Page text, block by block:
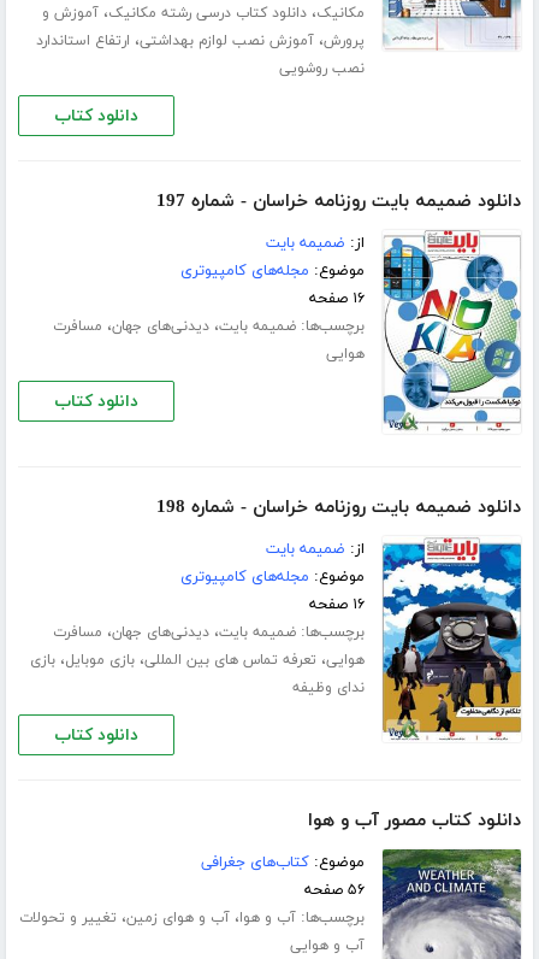
مکانیک،دانلود کتاب درسی رشته مکانیک،آموزش و
پرورش،آموزش نصب لوازم بهداشتی، ارتفاع استاندارد
نصب روشویی
دانلود کتاب
دانلود ضمیمه بایت روزنامه خراسان - شماره 197
از: ضمیمه بایت
موضوع: مجله‌های کامپیوتری
۱۶ صفحه
برچسب‌ها:ضمیمه بایت،دیدنی‌های جهان، مسافرت
هوایی
دانلود کتاب
دانلود ضمیمه بایت روزنامه خراسان - شماره 198
از: ضمیمه بایت
موضوع: مجله‌های کامپیوتری
۱۶ صفحه
برچسب‌ها:ضمیمه بایت،دیدنی‌های جهان، مسافرت
هوایی، تعرفه تماس های بین المللی،بازی موبایل،بازی
ندای وظیفه
دانلود کتاب
دانلود کتاب مصور آب و هوا
موضوع:کتاب‌های جغرافی
۵۶ صفحه
برچسب‌ها:آب و هوا،آب و هوای زمین، تغییر و تحولات
آب و هوایی